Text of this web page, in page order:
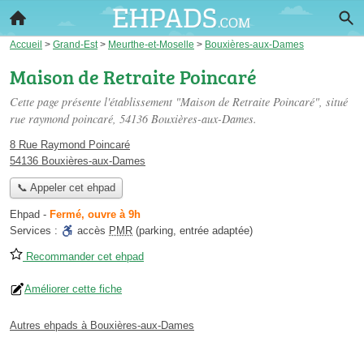
Accueil > Grand-Est> Meurthe-et-Moselle > Bouxières-aux-Dames
Maison de Retraite Poincaré
Cette page présente l'établissement "Maison de Retraite Poincaré", situé
rue raymond poincaré, 54136 Bouxières-aux-Dames.
8 Rue Raymond Poincaré
54136 Bouxières-aux-Dames
📞 Appeler cet ehpad
Ehpad - Fermé, ouvre à 9h
Services :
accès PMR (parking, entrée adaptée)
Recommander cet ehpad
Améliorer cette fiche
Autres ehpads à Bouxières-aux-Dames